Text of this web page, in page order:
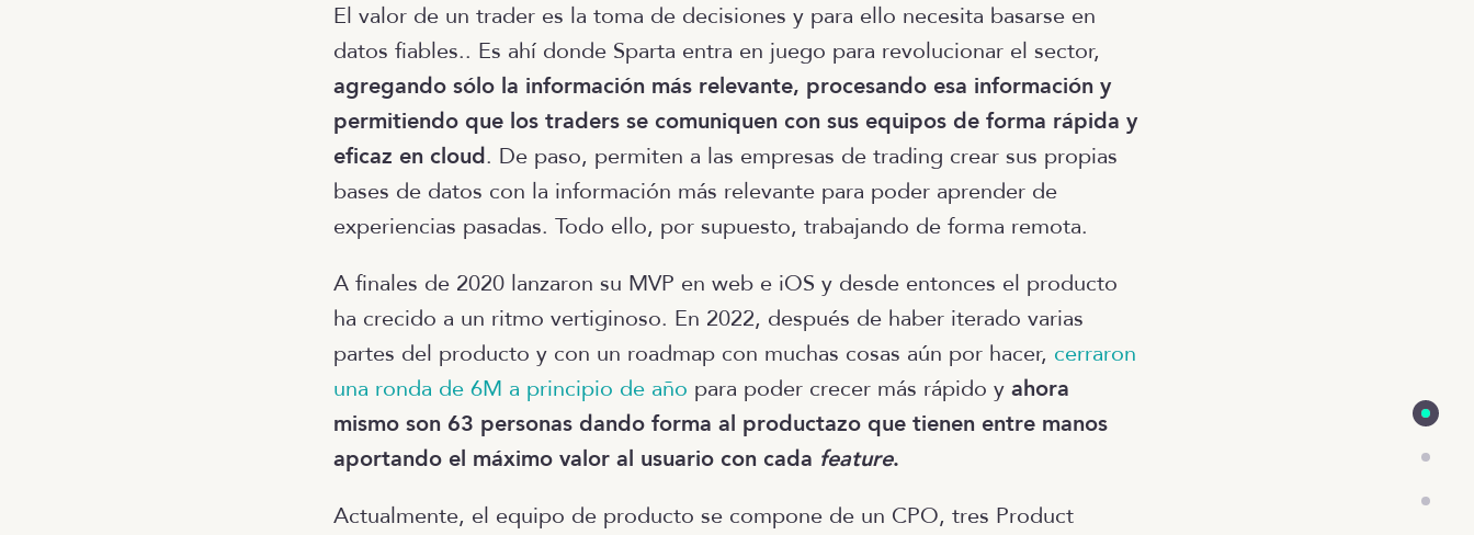
El valor de un trader es la toma de decisiones y para ello necesita basarse en
datos fiables.. Es ahí donde Sparta entra en juego para revolucionar el sector,
agregando sólo la información más relevante, procesando esa información y
permitiendo que los traders se comuniquen con sus equipos de forma rápida y
eficaz en cloud. De paso, permiten a las empresas de trading crear sus propias
bases de datos con la información más relevante para poder aprender de
experiencias pasadas. Todo ello, por supuesto, trabajando de forma remota.
A finales de 2020 lanzaron su MVP en web e iOS y desde entonces el producto
ha crecido a un ritmo vertiginoso. En 2022, después de haber iterado varias
partes del producto y con un roadmap con muchas cosas aún por hacer, cerraron
una ronda de 6M a principio de año para poder crecer más rápido y ahora
mismo son 63 personas dando forma al productazo que tienen entre manos
aportando el máximo valor al usuario con cada feature.
Actualmente, el equipo de producto se compone de un CPO, tres Product